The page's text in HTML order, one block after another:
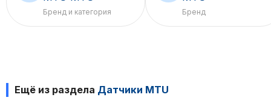
Бренд и категория Бренд
Ещё из раздела Датчики MTU